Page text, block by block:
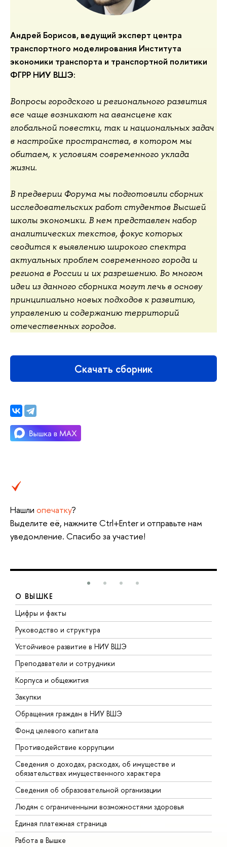
Андрей Борисов, ведущий эксперт центра
транспортного моделирования Института
экономики транспорта и транспортной политики
ФГРР НИУ ВШЭ:
Вопросы городского и регионального развития
все чаще возникают на авансцене как
глобальной повестки, так и национальных задач
в настройке пространства, в котором мы
обитаем, к условиям современного уклада
жизни.
В предверии Форума мы подготовили сборник
исследовательских работ студентов Высшей
школы экономики. В нем представлен набор
аналитических текстов, фокус которых
сводится к выявлению широкого спектра
актуальных проблем современного города и
региона в России и их разрешению. Во многом
идеи из данного сборника могут лечь в основу
принципиально новых подходов к развитию,
управлению и содержанию территорий
отечественных городов.
Скачать сборник
Нашли опечатку?
Выделите её, нажмите Ctrl+Enter и отправьте нам
уведомление. Спасибо за участие!
О ВЫШКЕ
Цифры и факты
Руководство и структура
Устойчивое развитие в НИУ ВШЭ
Преподаватели и сотрудники
Корпуса и общежития
Закупки
Обращения граждан в НИУ ВШЭ
Фонд целевого капитала
Противодействие коррупции
Сведения о доходах, расходах, об имуществе и
обязательствах имущественного характера
Сведения об образовательной организации
Людям с ограниченными возможностями здоровья
Единая платежная страница
Работа в Вышке